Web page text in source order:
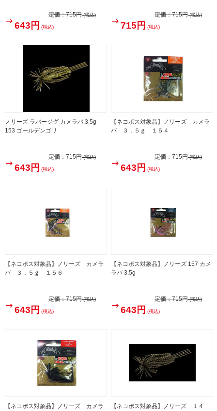
定価：715円(税込)
643円 (税込)
定価：715円(税込)
715円 (税込)
ノリーズ ラバージグ カメラバ 3.5g
153 ゴールデンゴリ
定価：715円(税込)
643円 (税込)
【ネコポス対象品】ノリーズ カメラ
バ ３．５ｇ １５４
定価：715円(税込)
643円 (税込)
【ネコポス対象品】ノリーズ カメラ
バ ３．５ｇ １５６
定価：715円(税込)
643円 (税込)
【ネコポス対象品】ノリーズ 157 カメ
ラバ 3.5g
定価：715円(税込)
643円 (税込)
【ネコポス対象品】ノリーズ カメラ
【ネコポス対象品】ノリーズ １４